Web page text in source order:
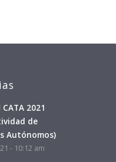
CATA 2021
de
Autónomos)
- 10:12 am